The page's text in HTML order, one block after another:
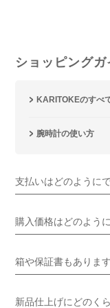
ショッピング
KARITOKEのすべ
腕時計の使い方
支払いはどのように
購入価格はどのよう
箱や保証書もありま
新品仕上げにどのく